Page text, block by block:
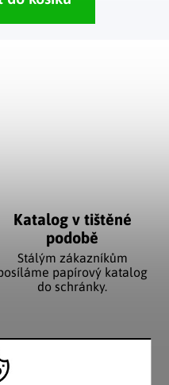
Katalog v tištěné
podobě
Stálým zákazníkům
papírový katalog
do schránky.
českých skladů pro české